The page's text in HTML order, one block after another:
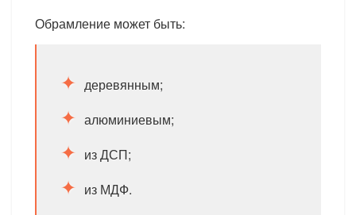
Обрамление может быть:
деревянным;
алюминиевым;
из ДСП;
из МДФ.